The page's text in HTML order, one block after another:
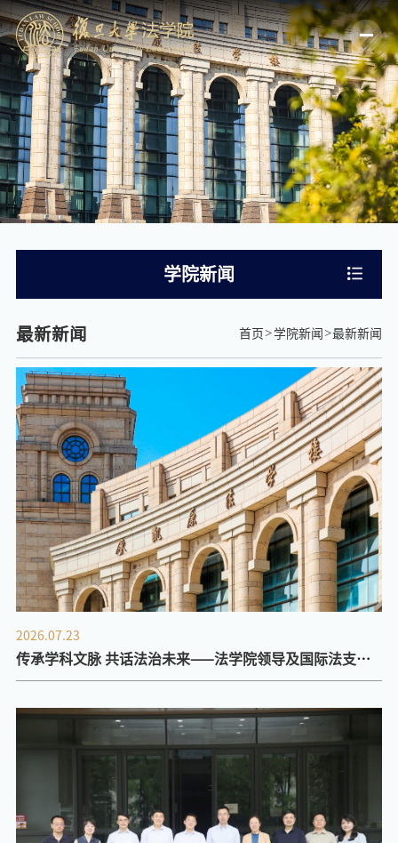
学院新闻
最新新闻 首页 学院新闻 最新新闻
2026.07.23
传承学科文脉 共话法治未来——法学院领导及国际法支部
党员教师代表看望董世忠教授